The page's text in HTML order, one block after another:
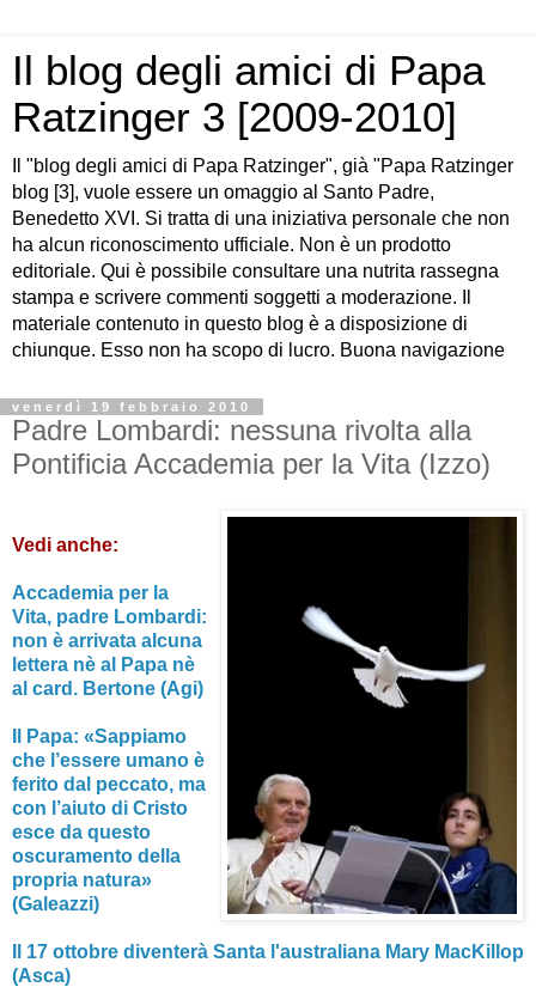
Il blog degli amici di Papa
Ratzinger 3 [2009-2010]
Il "blog degli amici di Papa Ratzinger", già "Papa Ratzinger
blog [3], vuole essere un omaggio al Santo Padre,
Benedetto XVI. Si tratta di una iniziativa personale che non
ha alcun riconoscimento ufficiale. Non è un prodotto
editoriale. Qui è possibile consultare una nutrita rassegna
stampa e scrivere commenti soggetti a moderazione. Il
materiale contenuto in questo blog è a disposizione di
chiunque. Esso non ha scopo di lucro. Buona navigazione
venerdì 19 febbraio 2010
Padre Lombardi: nessuna rivolta alla
Pontificia Accademia per la Vita (Izzo)
Vedi anche:
Accademia per la
Vita, padre Lombardi:
non è arrivata alcuna
lettera nè al Papa nè
al card. Bertone (Agi)
Il Papa: «Sappiamo
che l’essere umano è
ferito dal peccato, ma
con l’aiuto di Cristo
esce da questo
oscuramento della
propria natura»
(Galeazzi)
Il 17 ottobre diventerà Santa l'australiana Mary MacKillop
(Asca)